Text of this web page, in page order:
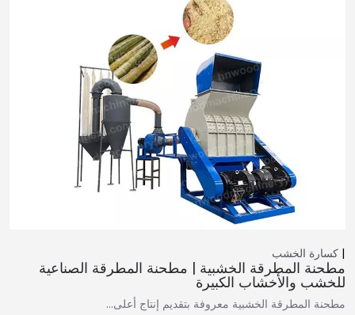
كسارة الخشب
مطحنة المطرقة الخشبية | مطحنة المطرقة الصناعية
للخشب والأخشاب الكبيرة
مطحنة المطرقة الخشبية معروفة بتقديم إنتاج أعلى…